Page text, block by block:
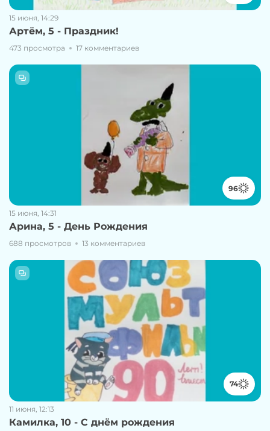
15 июня, 14:29
Артём, 5 - Праздник!
473 просмотра 17 комментариев
96
15 июня, 14:31
Арина, 5 - День Рождения
688 просмотров 13 комментариев
74
11 июня, 12:13
Камилка, 10 - С днём рождения